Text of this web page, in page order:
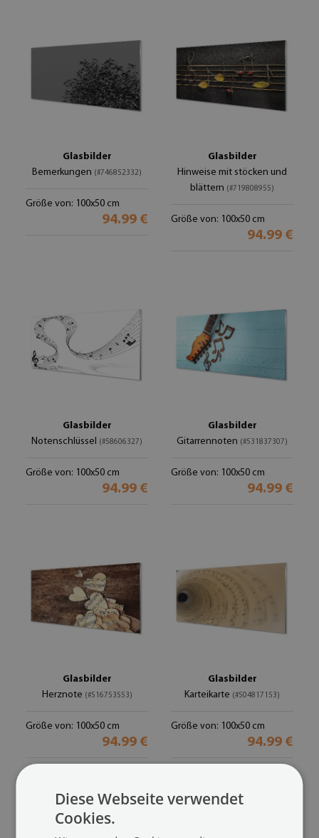
Glasbilder
Bemerkungen (#746852332)
Größe von: 100x50 cm
94.99 €
Glasbilder
Hinweise mit stöcken und
blättern (#719808955)
Größe von: 100x50 cm
94.99 €
Glasbilder
Notenschlüssel (#58606327)
Größe von: 100x50 cm
94.99 €
Glasbilder
Gitarrennoten (#531837307)
Größe von: 100x50 cm
94.99 €
Glasbilder
Herznote (#516753553)
Größe von: 100x50 cm
94.99 €
Glasbilder
Karteikarte (#504817153)
Größe von: 100x50 cm
94.99 €
Diese Webseite verwendet
Cookies.